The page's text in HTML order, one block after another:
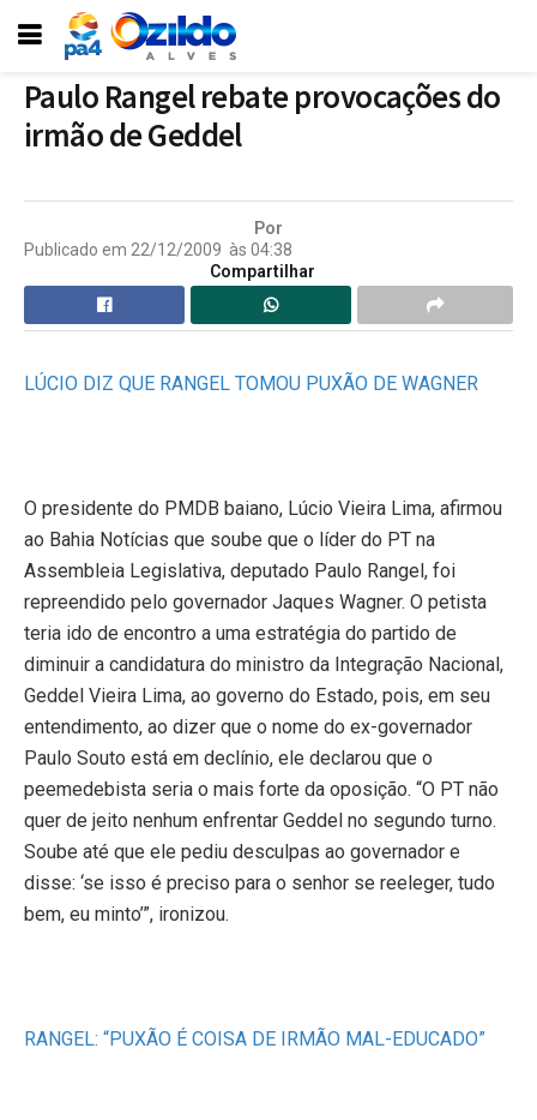
Paulo Rangel rebate provocações do
irmão de Geddel
Por
Publicado em 22/12/2009 às 04:38
Compartilhar
LÚCIO DIZ QUE RANGEL TOMOU PUXÃO DE WAGNER
O presidente do PMDB baiano, Lúcio Vieira Lima, afirmou
ao Bahia Notícias que soube que o líder do PT na
Assembleia Legislativa, deputado Paulo Rangel, foi
repreendido pelo governador Jaques Wagner. O petista
teria ido de encontro a uma estratégia do partido de
diminuir a candidatura do ministro da Integração Nacional,
Geddel Vieira Lima, ao governo do Estado, pois, em seu
entendimento, ao dizer que o nome do ex-governador
Paulo Souto está em declínio, ele declarou que o
peemedebista seria o mais forte da oposição. “O PT não
quer de jeito nenhum enfrentar Geddel no segundo turno.
Soube até que ele pediu desculpas ao governador e
disse: ‘se isso é preciso para o senhor se reeleger, tudo
bem, eu minto’”, ironizou.
RANGEL: “PUXÃO É COISA DE IRMÃO MAL-EDUCADO”